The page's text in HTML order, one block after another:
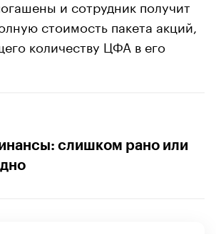
и сотрудник получит
стоимость пакета акций,
количеству ЦФА в его
слишком рано или